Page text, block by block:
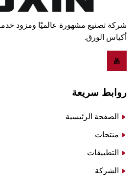
شركة تصنيع مشهورة عالميًا ومزود
أكياس الورق.
روابط سريعة
الصفحة الرئيسية
منتجات
التطبيقات
الشركة